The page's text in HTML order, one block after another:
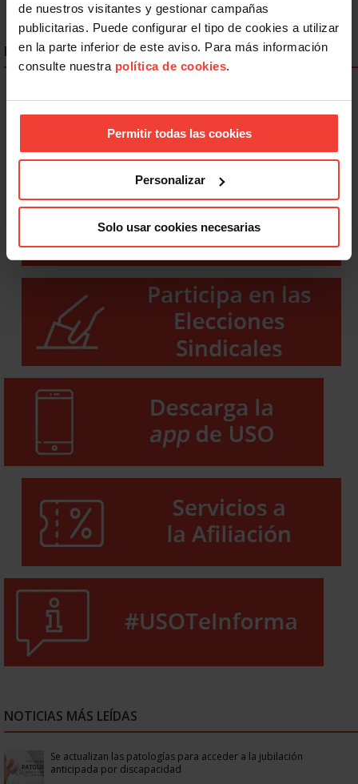
de nuestros visitantes y gestionar campañas
publicitarias. Puede configurar el tipo de cookies a utilizar
en la parte inferior de este aviso. Para más información
consulte nuestra política de cookies.
Permitir todas las cookies
Personalizar
Solo usar cookies necesarias
ENLACES DESTACADOS
NOTICIAS MÁS LEÍDAS
Se actualizan las patologías para acceder a la jubilación
anticipada por discapacidad